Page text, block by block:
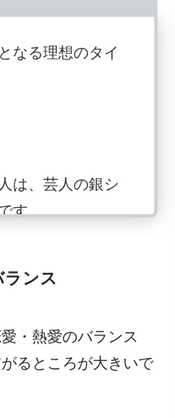
なる理想のタイ
は、芸人の銀シ
す。
」が1つの恋愛の
ランス
・熱愛のバランス
るところが大きいで